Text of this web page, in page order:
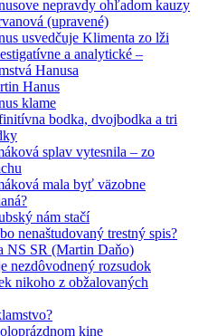
nepravdy ohľadom kauzy
(upravené)
usvedčuje Klimenta zo lži
a analytické –
Hanusa
Hanus
klame
bodka, dvojbodka a tri
splav vytesnila – zo
mala byť väzobne
nám stačí
nenaštudovaný trestný spis?
NS SR (Martin Daňo)
nezdôvodnený rozsudok
nikoho z obžalovaných
kine